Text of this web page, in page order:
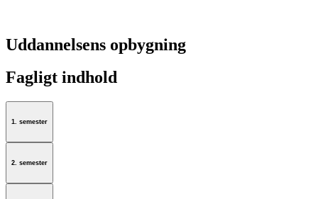
Uddannelsens opbygning
Fagligt indhold
1. semester
2. semester